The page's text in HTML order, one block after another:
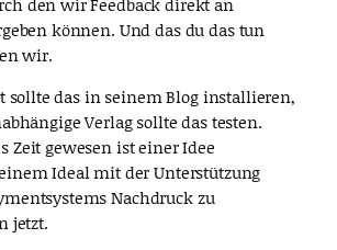
den wir Feedback direkt an
können. Und das du das tun
wir.
sollte das in seinem Blog installieren,
Verlag sollte das testen.
Zeit gewesen ist einer Idee
Ideal mit der Unterstützung
Nachdruck zu
jetzt.